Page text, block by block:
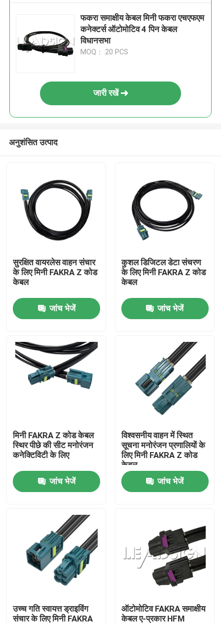
उत्पादों
हमारे बारे में
कारखाना भ्रमण
गुणवत्ता नियंत्रण
एक उद्धरण की विनती करे
फकरा एचएसडी कनेक्टर
फकरा पीसीबी कनेक्टर
फकरा समाक्षीय केबल मिनी फकरा एचएफएम
कनेक्टर्स ऑटोमोटिव 4 पिन केबल
विधानसभा
MOQ： 20 PCS
जारी रखें
अनुशंसित उत्पाद
सुरक्षित वायरलेस वाहन संचार
के लिए मिनी FAKRA Z कोड
केबल
जांच भेजें
कुशल डिजिटल डेटा संचरण
के लिए मिनी FAKRA Z कोड
केबल
जांच भेजें
मिनी FAKRA Z कोड केबल
स्थिर पीछे की सीट मनोरंजन
कनेक्टिविटी के लिए
जांच भेजें
विश्वसनीय वाहन में स्थित
सूचना मनोरंजन प्रणालियों के
लिए मिनी FAKRA Z कोड
केबल
जांच भेजें
उच्च गति स्वायत्त ड्राइविंग
संचार के लिए मिनी FAKRA
ऑटोमोटिव FAKRA समाक्षीय
केबल ए-प्रकार HFM